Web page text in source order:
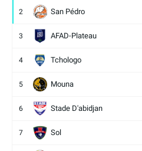
2 San Pédro
3 AFAD-Plateau
4 Tchologo
5 Mouna
6 Stade D'abidjan
7 Sol